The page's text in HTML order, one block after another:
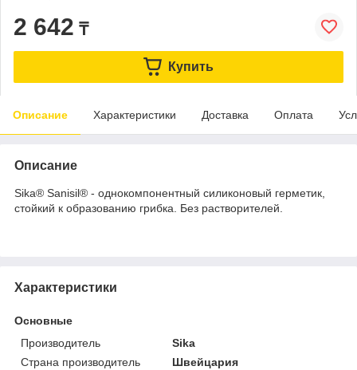
2 642 ₸
Купить
Описание Характеристики Доставка Оплата
Описание
Sika® Sanisil® - однокомпонентный силиконовый герметик,
стойкий к образованию грибка. Без растворителей.
Характеристики
Основные
Производитель
Sika
Страна производитель
Швейцария